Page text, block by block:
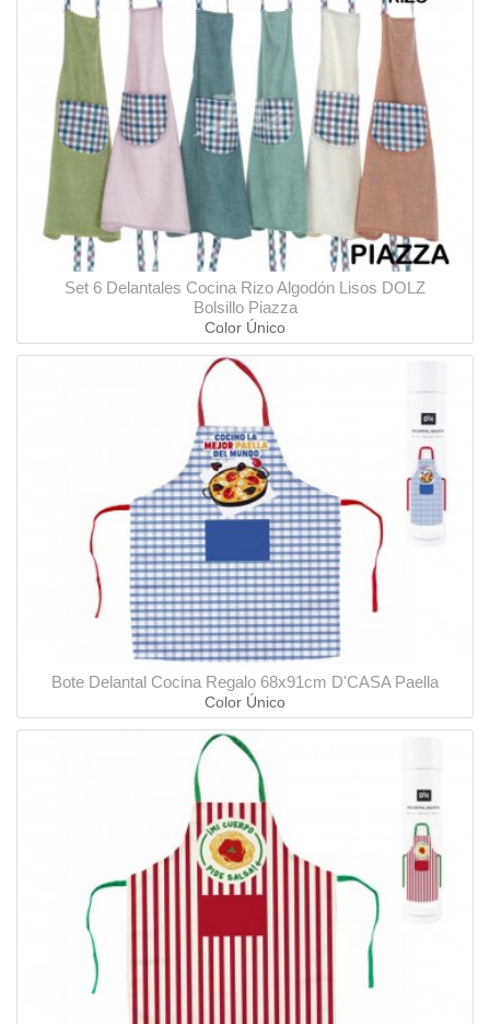
Set 6 Delantales Cocina Rizo Algodón Lisos DOLZ
Bolsillo Piazza
Color Único
Bote Delantal Cocina Regalo 68x91cm D'CASA Paella
Color Único